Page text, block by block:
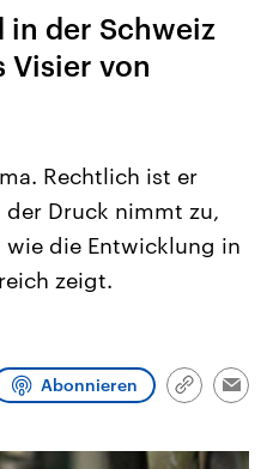
Aktuelle Beiträge,
Hintergründe
Wirtschaftlich und
gehören die Vereinigten
den mächtigsten Ländern
Podcasts
in der Schweiz
Visier von
Rechtlich ist er
Druck nimmt zu,
wie die Entwicklung in
zeigt.
Abonnieren
Link